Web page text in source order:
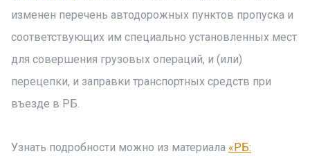
изменен перечень автодорожных пунктов пропуска и
соответствующих им специально установленных мест
для совершения грузовых операций, и (или)
перецепки, и заправки транспортных средств при
въезде в РБ.
Узнать подробности можно из материала «РБ: